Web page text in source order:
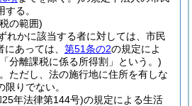
る。
の範囲)
れかに該当する者に対しては、市民
あっては、 第51条の2の規定によ
分離課税に係る所得割」という。)
ただし、法の施行地に住所を有しな
りでない。
年法律第144号)の規定による生活